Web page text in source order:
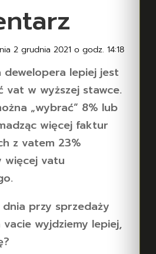
2 grudnia 2021 o godz. 14:18
dewelopera lepiej jest
vat w wyższej stawce.
„wybrać” 8% lub
więcej faktur
z vatem 23%
więcej vatu
dnia przy sprzedaży
vacie wyjdziemy lepiej,